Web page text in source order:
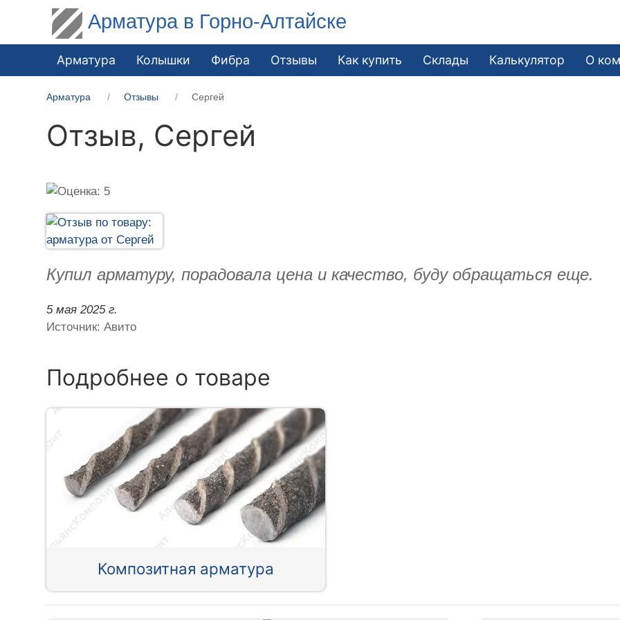
Арматура в Горно-Алтайске
Арматура Колышки Фибра Отзывы Как купить Склады Калькулятор О
Арматура Отзывы Сергей
Отзыв, Сергей
Купил арматуру, порадовала цена и качество, буду обращаться еще.
5 мая 2025 г.
Источник: Авито
Подробнее о товаре
Композитная арматура